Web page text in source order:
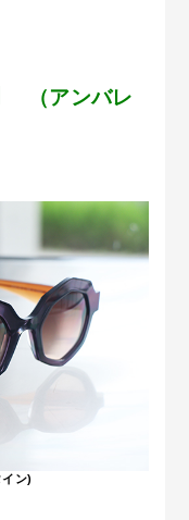
（アンバレ
ン)